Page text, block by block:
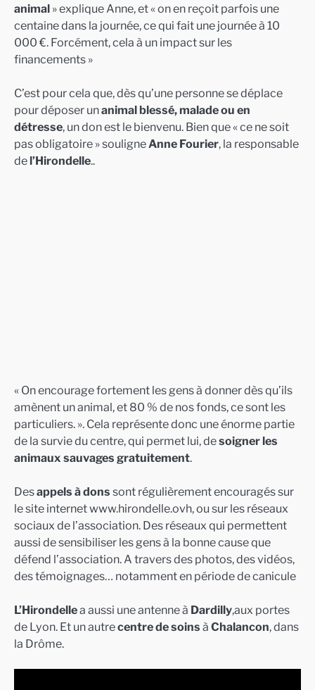
animal » explique Anne, et « on en reçoit parfois une
centaine dans la journée, ce qui fait une journée à 10
000 €. Forcément, cela à un impact sur les
financements »
C’est pour cela que, dès qu’une personne se déplace
pour déposer unanimal blessé, malade ou en
détresse, un don est le bienvenu. Bien que « ce ne soit
pas obligatoire » souligneAnne Fourier, la responsable
del’Hirondelle..
« On encourage fortement les gens à donner dès qu’ils
amènent un animal, et 80 % de nos fonds, ce sont les
particuliers. ». Cela représente donc une énorme partie
de la survie du centre, qui permet lui, desoigner les
animaux sauvages gratuitement.
Desappels à dons sont régulièrement encouragés sur
le site internet www.hirondelle.ovh, ou sur les réseaux
sociaux de l’association. Des réseaux qui permettent
aussi de sensibiliser les gens à la bonne cause que
défend l’association. A travers des photos, des vidéos,
des témoignages… notamment en période de canicule
L’Hirondellea aussi une antenne à Dardilly,aux portes
de Lyon. Et un autrecentre de soins à Chalancon, dans
la Drôme.